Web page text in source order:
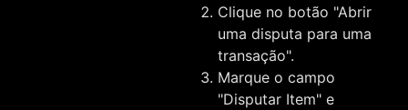
Clique no botão "Abrir
uma disputa para uma
transação".
Marque o campo
"Disputar Item" e